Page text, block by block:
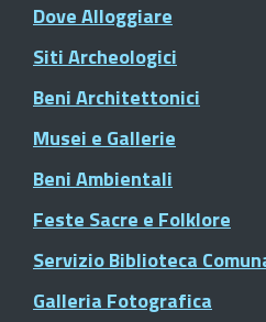
Dove Alloggiare
Siti Archeologici
Beni Architettonici
Musei e Gallerie
Beni Ambientali
Feste Sacre e Folklore
Servizio Biblioteca
Galleria Fotografica